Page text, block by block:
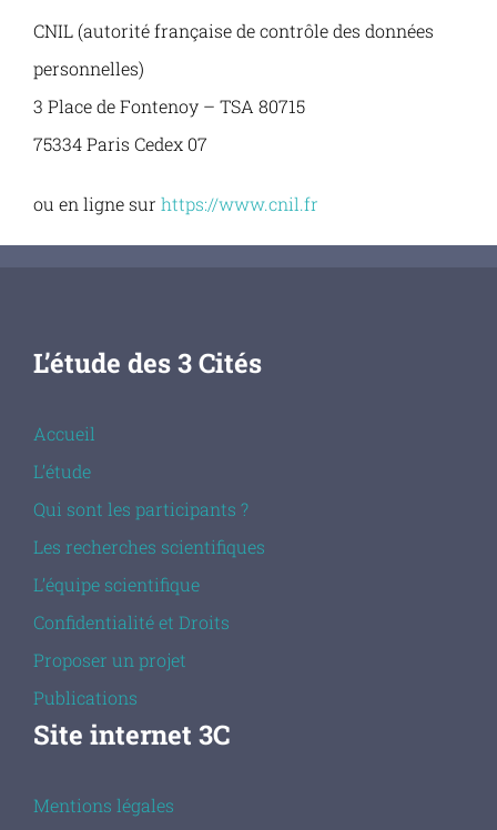
CNIL (autorité française de contrôle des données
personnelles)
3 Place de Fontenoy – TSA 80715
75334 Paris Cedex 07
ou en ligne sur https://www.cnil.fr
L’étude des 3 Cités
Accueil
L’étude
Qui sont les participants ?
Les recherches scientifiques
L’équipe scientifique
Confidentialité et Droits
Proposer un projet
Publications
Site internet 3C
Mentions légales